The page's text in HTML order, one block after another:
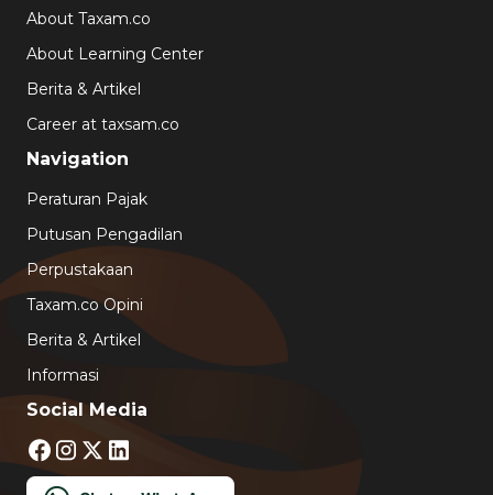
About Taxam.co
About Learning Center
Berita & Artikel
Career at taxsam.co
Navigation
Peraturan Pajak
Putusan Pengadilan
Perpustakaan
Taxam.co Opini
Berita & Artikel
Informasi
Social Media